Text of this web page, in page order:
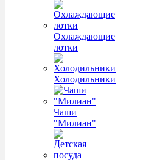
Охлаждающие
лотки
Холодильники
Чаши
"Милиан"